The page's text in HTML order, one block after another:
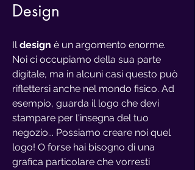
Design
Ildesign è un argomento enorme.
Noi ci occupiamo della sua parte
digitale, ma in alcuni casi questo può
riflettersi anche nel mondo fisico. Ad
esempio, guarda il logo che devi
stampare per l'insegna del tuo
negozio... Possiamo creare noi quel
logo! O forse hai bisogno di una
grafica particolare che vorresti